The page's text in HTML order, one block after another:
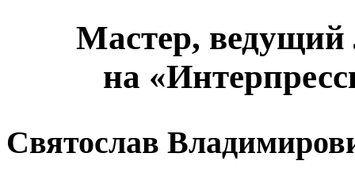
Мастер, ведущий
на
Святослав